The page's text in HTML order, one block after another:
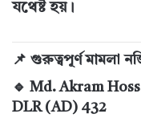
যথেষ্ট হয়।
📌 গুরুত্বপূর্ণ মামলা
🔹 Md. Akram
DLR (AD) 432